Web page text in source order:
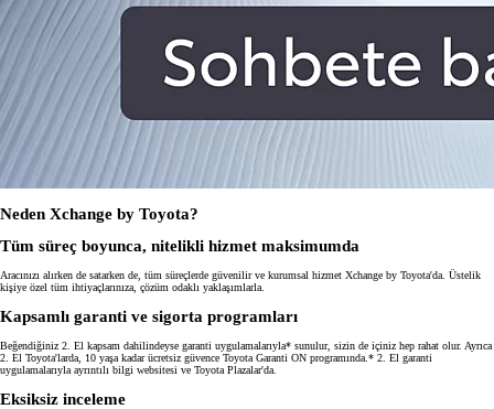
Neden Xchange by Toyota?
Tüm süreç boyunca, nitelikli hizmet maksimumda
Aracınızı alırken de satarken de, tüm süreçlerde güvenilir ve kurumsal hizmet Xchange by Toyota'da. Üstelik
kişiye özel tüm ihtiyaçlarınıza, çözüm odaklı yaklaşımlarla.
Kapsamlı garanti ve sigorta programları
Beğendiğiniz 2. El kapsam dahilindeyse garanti uygulamalarıyla* sunulur, sizin de içiniz hep rahat olur. Ayrıca
2. El Toyota'larda, 10 yaşa kadar ücretsiz güvence Toyota Garanti ON programında.* 2. El garanti
uygulamalarıyla ayrıntılı bilgi websitesi ve Toyota Plazalar'da.
Eksiksiz inceleme